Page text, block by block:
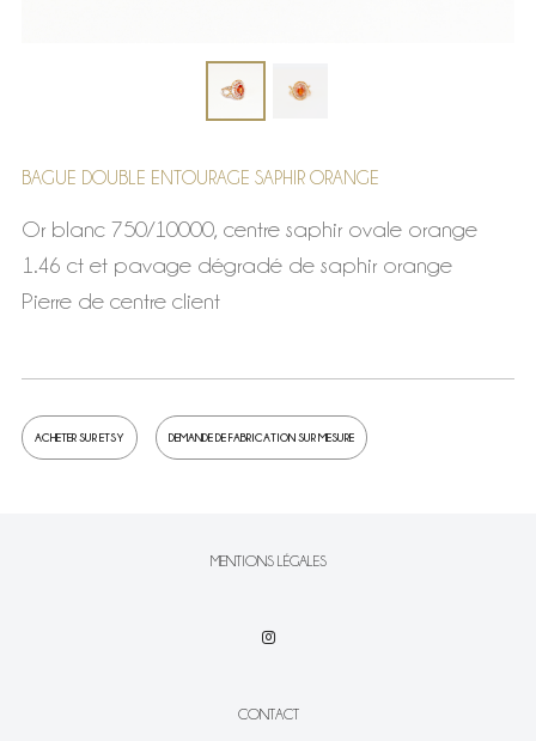
BAGUE DOUBLE ENTOURAGE SAPHIR ORANGE
Or blanc 750/10000, centre saphir ovale orange
1.46 ct et pavage dégradé de saphir orange
Pierre de centre client
ACHETER SUR ETSY DEMANDE DE FABRICATION SUR MESURE
MENTIONS LÉGALES
CONTACT